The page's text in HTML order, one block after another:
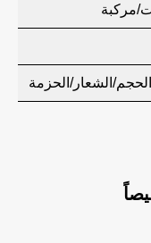
الحجم/الشعار/الحزمة